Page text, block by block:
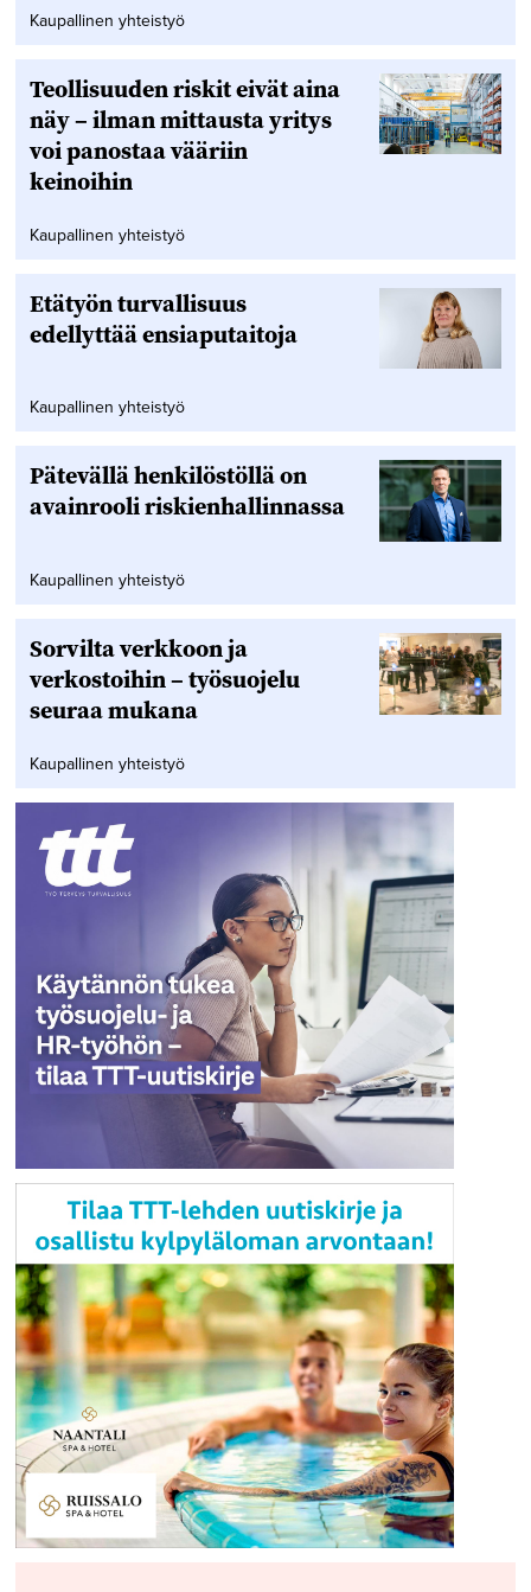
Kaupallinen yhteistyö
Teollisuuden riskit eivät aina
näy – ilman mittausta yritys
voi panostaa vääriin
keinoihin
Kaupallinen yhteistyö
Etätyön turvallisuus
edellyttää ensiaputaitoja
Kaupallinen yhteistyö
Pätevällä henkilöstöllä on
avainrooli riskienhallinnassa
Kaupallinen yhteistyö
Sorvilta verkkoon ja
verkostoihin – työsuojelu
seuraa mukana
Kaupallinen yhteistyö